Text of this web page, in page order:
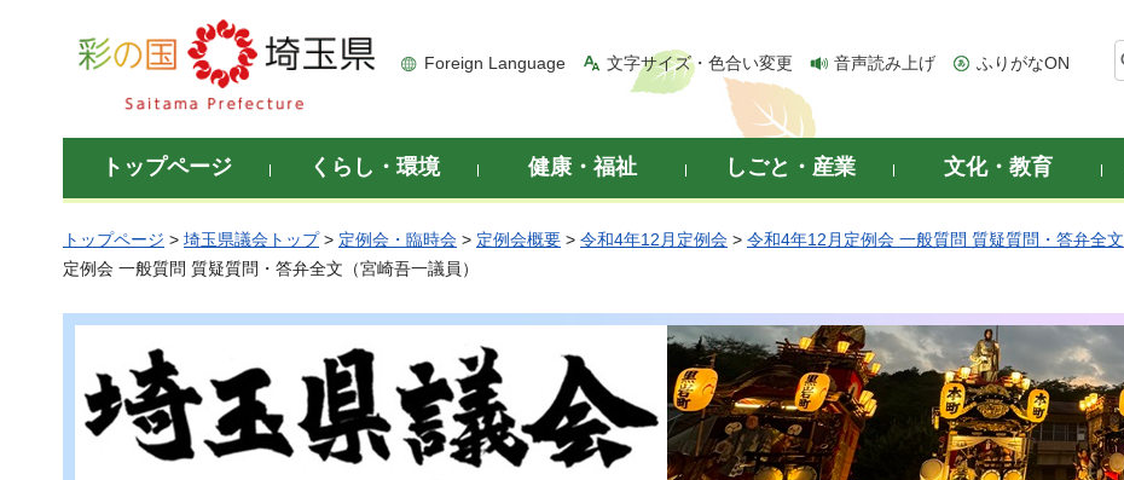
彩の国 埼玉県
Foreign Language 文字サイズ・色合い変更 音声読み上げ ふりがなON
トップページ くらし・環境 健康・福祉 しごと・産業 文化・教育
トップページ > 埼玉県議会トップ> 定例会・臨時会 > 定例会概要 > 令和4年12月定例会 > 令和4年12月定例会 一般質問 質疑質問・答弁全文
定例会 一般質問 質疑質問・答弁全文（宮崎吾一議員）